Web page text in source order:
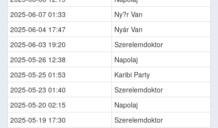
2025-06-07 01:33
Ny?r Van
2025-06-04 17:47
Nyár Van
2025-06-03 19:20
Szerelemdoktor
2025-05-26 12:38
Napolaj
2025-05-25 01:53
Karibi Party
2025-05-23 01:40
Szerelemdoktor
2025-05-20 02:15
Napolaj
2025-05-19 17:30
Szerelemdoktor